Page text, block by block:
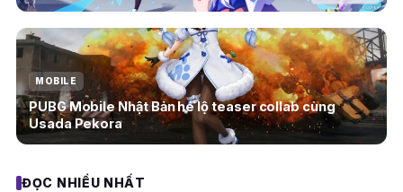
MOBILE
PUBG Mobile Nhật Bản hé lộ teaser collab cùng
Usada Pekora
ĐỌC NHIỀU NHẤT